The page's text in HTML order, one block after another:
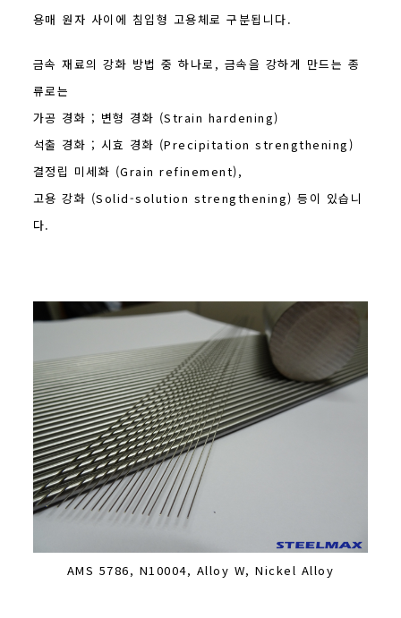
용매 원자 사이에 침입형 고용체로 구분됩니다.
금속 재료의 강화 방법 중 하나로, 금속을 강하게 만드는 종
류로는
가공 경화 ; 변형 경화 (Strain hardening)
석출 경화 ; 시효 경화 (Precipitation strengthening)
결정립 미세화 (Grain refinement),
고용 강화 (Solid-solution strengthening) 등이 있습니
다.
AMS 5786, N10004, Alloy W, Nickel Alloy